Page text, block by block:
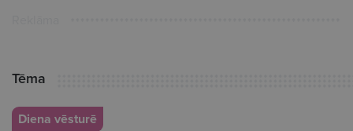
Tēma
Diena vēsturē